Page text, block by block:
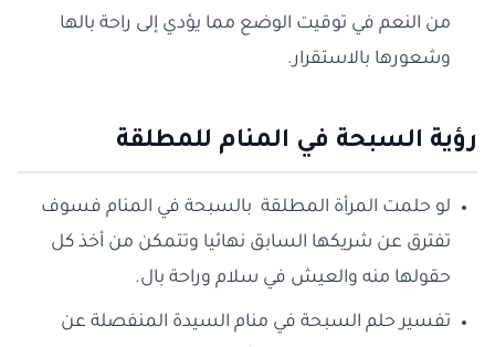
من النعم في توقيت الوضع مما يؤدي إلى راحة بالها
وشعورها بالاستقرار.
رؤية السبحة في المنام للمطلقة
لو حلمت المرأة المطلقة بالسبحة في المنام فسوف
تفترق عن شريكها السابق نهائيا وتتمكن من أخذ كل
حقولها منه والعيش في سلام وراحة بال.
تفسير حلم السبحة في منام السيدة المنفصلة عن